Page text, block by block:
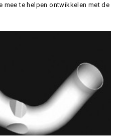
mee te helpen ontwikkelen met de